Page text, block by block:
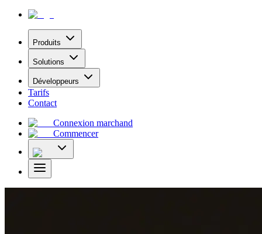
Produits
Solutions
Développeurs
Tarifs
Contact
Connexion marchand
Commencer